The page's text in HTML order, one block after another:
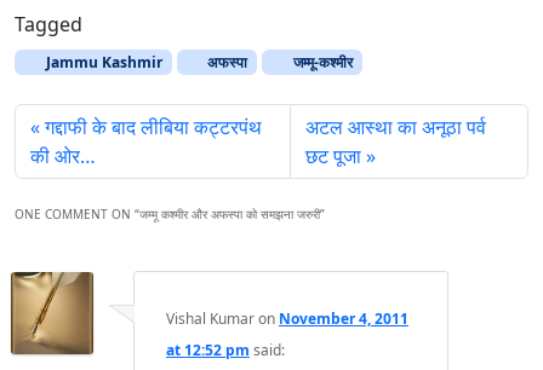
Tagged
Jammu Kashmir अफस्पा जम्मू-कश्मीर
गद्दाफी के बाद लीबिया कट्टरपंथ
की ओर…
अटल आस्था का अनूठा पर्व
छट पूजा
ONE COMMENT ON “जम्मू कश्मीर और अफस्पा को समझना जरुरी”
Vishal Kumaron November 4, 2011
at 12:52 pm said: